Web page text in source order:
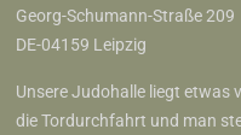
Georg-Schumann-Straße 209
DE-04159 Leipzig
Unsere Judohalle liegt etwas
die Tordurchfahrt und man